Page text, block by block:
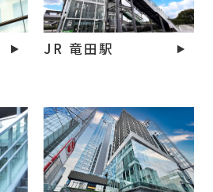
JR 竜田駅